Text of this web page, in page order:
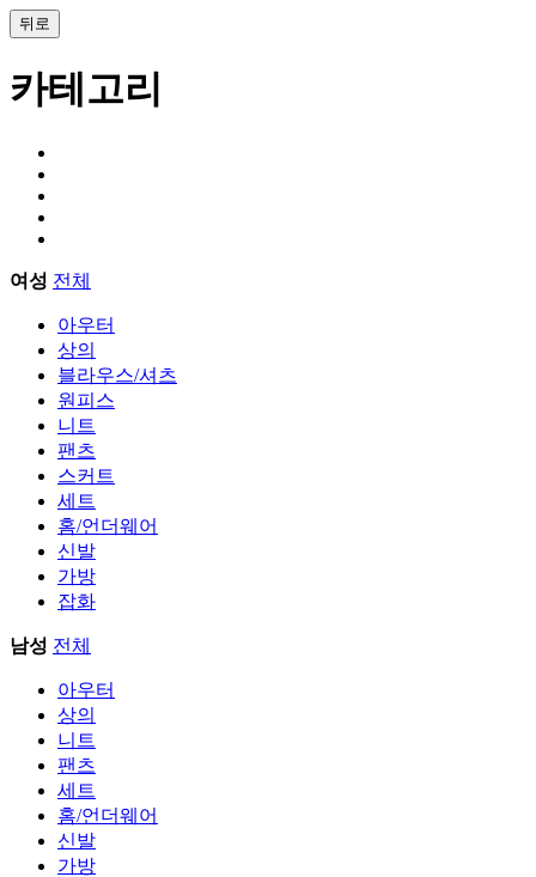
뒤로
카테고리
여성 전체
아우터
상의
블라우스/셔츠
원피스
니트
팬츠
스커트
세트
홈/언더웨어
신발
가방
잡화
남성 전체
아우터
상의
니트
팬츠
세트
홈/언더웨어
신발
가방